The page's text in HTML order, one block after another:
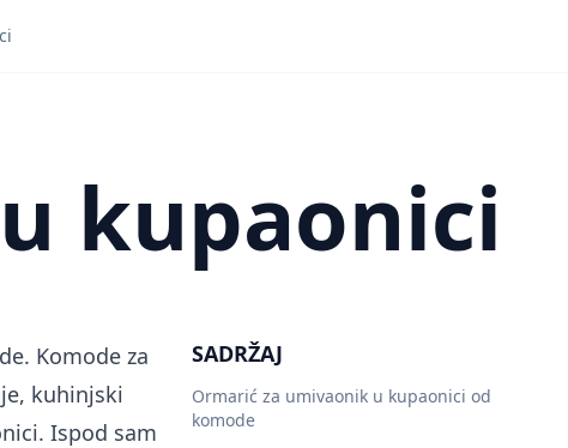
kupaonici
Komode za
kuhinjski
Ispod sam
SADRŽAJ
Ormarić za umivaonik u kupaonici od
komode